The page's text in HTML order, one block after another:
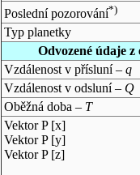
Poslední pozorování*)
Typ planetky
Odvozené údaje
Vzdálenost v přísluní – q
Vzdálenost v odsluní – Q
Oběžná doba – T
Vektor P [x]
Vektor P [y]
Vektor P [z]